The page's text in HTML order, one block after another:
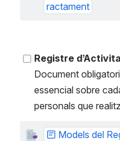
ractament
Registre
Document
essencial sobre
personals que
Models del